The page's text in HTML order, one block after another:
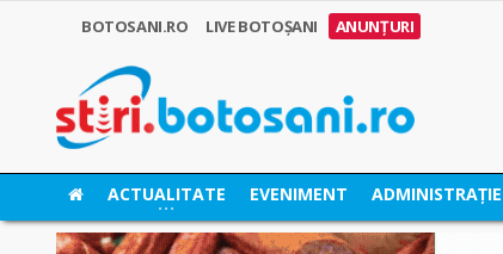
BOTOSANI.RO LIVE BOTOȘANI ANUNȚURI
ACTUALITATE EVENIMENT ADMINISTRAȚIE